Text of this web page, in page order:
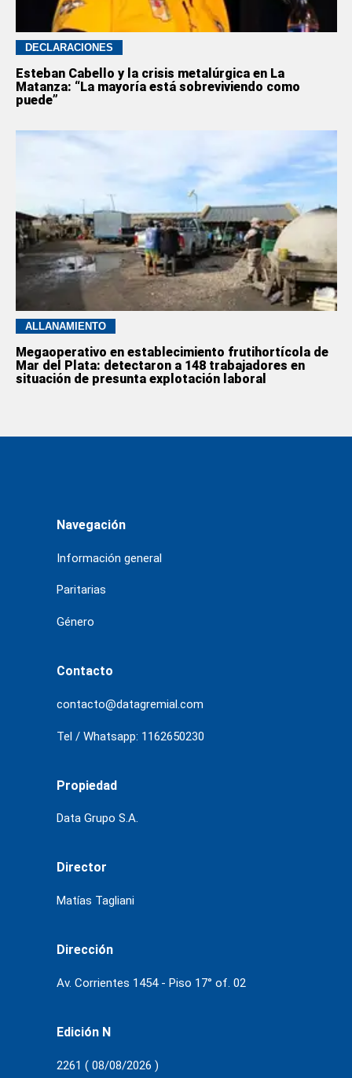
DECLARACIONES
Esteban Cabello y la crisis metalúrgica en La
Matanza: “La mayoría está sobreviviendo como
puede”
ALLANAMIENTO
Megaoperativo en establecimiento frutihortícola de
Mar del Plata: detectaron a 148 trabajadores en
situación de presunta explotación laboral
Navegación
Información general
Paritarias
Género
Contacto
contacto@datagremial.com
Tel / Whatsapp: 1162650230
Propiedad
Data Grupo S.A.
Director
Matías Tagliani
Dirección
Av. Corrientes 1454 - Piso 17° of. 02
Edición N
2261 ( 08/08/2026 )